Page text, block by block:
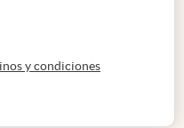
pestaña
y condicionesabre en nueva